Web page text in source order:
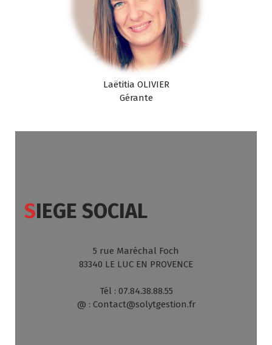
Laëtitia OLIVIER
Gérante
SIEGE SOCIAL
5 rue Maréchal Foch
83340 LE LUC EN PROVENCE
Tél : 07.84.38.88.55
@ : Contact@solytgestion.fr